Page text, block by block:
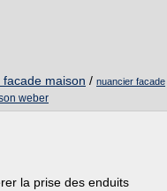
maison / nuancier facade
weber
la prise des enduits